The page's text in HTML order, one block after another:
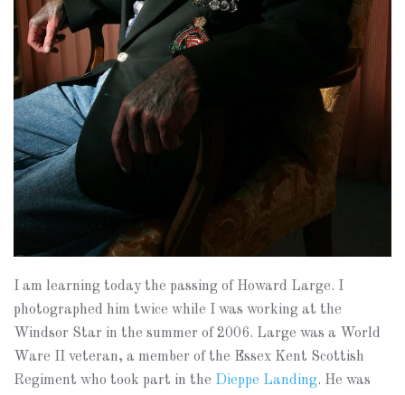
I am learning today the passing of Howard Large. I
photographed him twice while I was working at the
Windsor Star in the summer of 2006. Large was a World
Ware II veteran, a member of the Essex Kent Scottish
Regiment who took part in the Dieppe Landing. He was